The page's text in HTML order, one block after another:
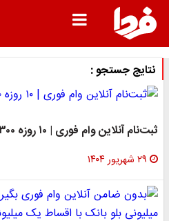
نتایج جستجو :
ثبت‌نام آنلاین وام فوری | ۱۰ روزه ۳۰۰ میلیون بگیرید
۲۹ شهریور ۱۴۰۴